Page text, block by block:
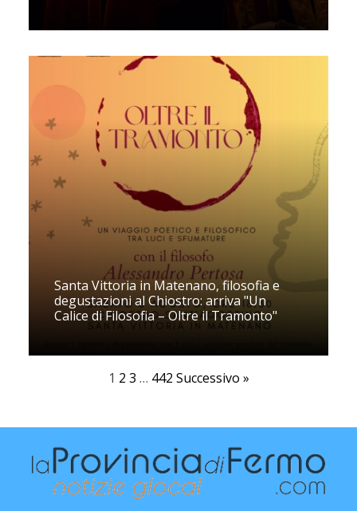
Santa Vittoria in Matenano, filosofia e
degustazioni al Chiostro: arriva "Un
Calice di Filosofia – Oltre il Tramonto"
1 2 3 … 442 Successivo »